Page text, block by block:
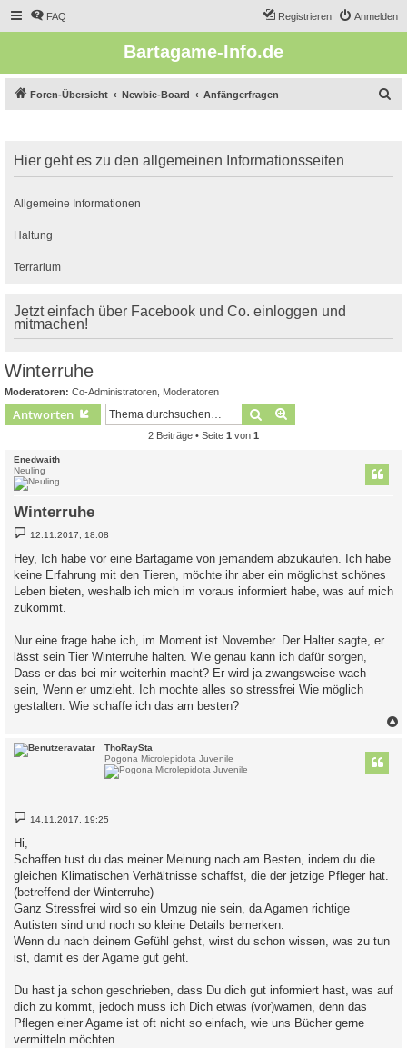
FAQ Anmelden
Registrieren
Bartagame-Info.de
Foren-Übersicht Newbie-Board Anfängerfragen
e
Hier geht es zu den allgemeinen Informationsseiten
Allgemeine Informationen
Haltung
Terrarium
Jetzt einfach über Facebook und Co. einloggen und
mitmachen!
Winterruhe
Moderatoren: Co-Administratoren Moderatoren
Antworten Suche
2 Beiträge • Seite 1 von 1
Enedwaith
Neuling
Winterruhe
B
e
t
r
a
g
12.11.2017, 18:08
Hey, Ich habe vor eine Bartagame von jemandem abzukaufen. Ich habe
keine Erfahrung mit den Tieren, möchte ihr aber ein möglichst schönes
Leben bieten, weshalb ich mich im voraus informiert habe, was auf mich
zukommt.
Nur eine frage habe ich, im Moment ist November. Der Halter sagte, er
lässt sein Tier Winterruhe halten. Wie genau kann ich dafür sorgen,
Dass er das bei mir weiterhin macht? Er wird ja zwangsweise wach
sein, Wenn er umzieht. Ich mochte alles so stressfrei Wie möglich
gestalten. Wie schaffe ich das am besten?
ThoRaySta
Pogona Microlepidota Juvenile
B
e
t
r
a
g
14.11.2017, 19:25
Hi,
Schaffen tust du das meiner Meinung nach am Besten, indem du die
gleichen Klimatischen Verhältnisse schaffst, die der jetzige Pfleger hat.
(betreffend der Winterruhe)
Ganz Stressfrei wird so ein Umzug nie sein, da Agamen richtige
Autisten sind und noch so kleine Details bemerken.
Wenn du nach deinem Gefühl gehst, wirst du schon wissen, was zu tun
ist, damit es der Agame gut geht.
Du hast ja schon geschrieben, dass Du dich gut informiert hast, was auf
dich zu kommt, jedoch muss ich Dich etwas (vor)warnen, denn das
Pflegen einer Agame ist oft nicht so einfach, wie uns Bücher gerne
vermitteln möchten.